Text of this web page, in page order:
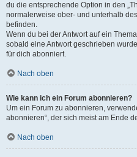
du die entsprechende Option in den
normalerweise ober- und unterhalb
befinden.
Wenn du bei der Antwort auf ein
sobald eine Antwort geschrieben
für dich abonniert.
Nach oben
Wie kann ich ein Forum abonnieren?
Um ein Forum zu abonnieren,
abonnieren“, der sich meist am Ende
Nach oben